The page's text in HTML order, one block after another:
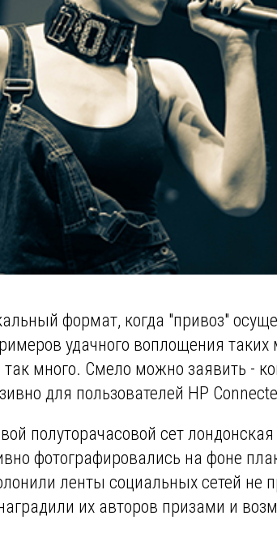
формат, когда "привоз"
удачного воплощения
много. Смело можно заявить -
для пользователей HP
полуторачасовой сет
фотографировались на фоне
ленты социальных сетей не
их авторов призами и